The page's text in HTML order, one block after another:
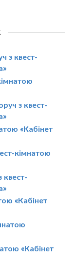
з квест-
з квест-
«Кабінет
кімнатою
квест-
«Кабінет
«Кабінет